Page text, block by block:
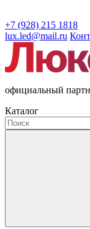
+7 (928) 215 1818
lux.led@mail.ru
официальный
Каталог